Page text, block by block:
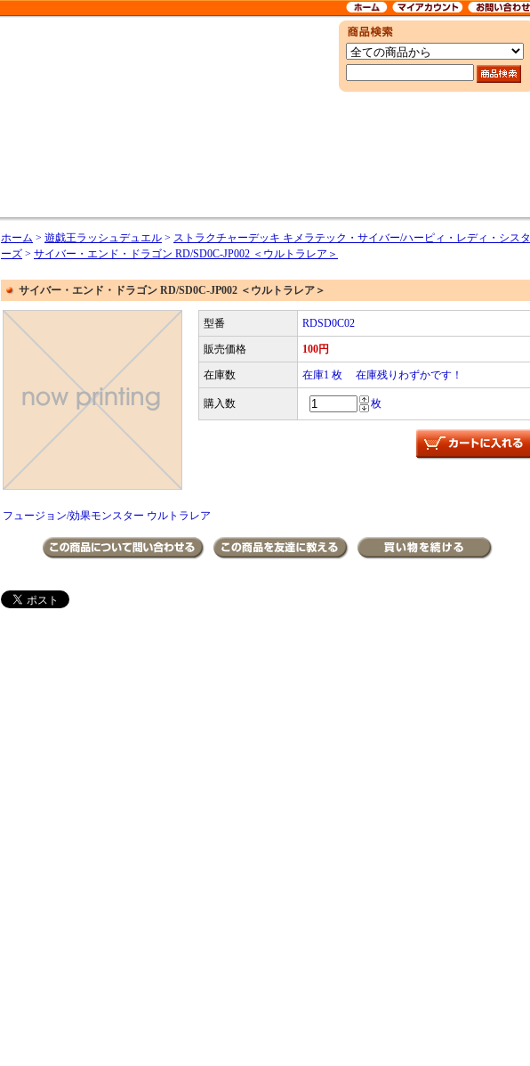
ホーム > 遊戯王ラッシュデュエル > ストラクチャーデッキ キメラテック・サイバー/ハーピィ・レディ・シスタ
ーズ > サイバー・エンド・ドラゴン RD/SD0C-JP002 ＜ウルトラレア＞
サイバー・エンド・ドラゴン RD/SD0C-JP002 ＜ウルトラレア＞
型番 RDSD0C02
販売価格 100円
在庫数 在庫1 枚 在庫残りわずかです！
購入数 枚
フュージョン/効果モンスター ウルトラレア